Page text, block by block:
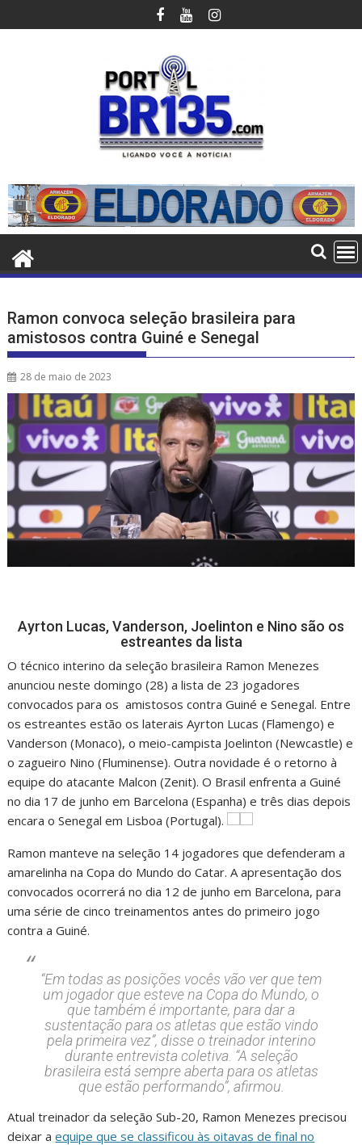
para
Ramon convoca seleção brasileira para
amistosos contra Guiné e Senegal
28 de maio de 2023
Ayrton Lucas, Vanderson, Joelinton e Nino são os
estreantes da lista
O técnico interino da seleção brasileira Ramon Menezes
anunciou neste domingo (28) a lista de 23 jogadores
convocados para os amistosos contra Guiné e Senegal. Entre
os estreantes estão os laterais Ayrton Lucas (Flamengo) e
Vanderson (Monaco), o meio-campista Joelinton (Newcastle) e
o zagueiro Nino (Fluminense). Outra novidade é o retorno à
equipe do atacante Malcon (Zenit). O Brasil enfrenta a Guiné
no dia 17 de junho em Barcelona (Espanha) e três dias depois
encara o Senegal em Lisboa (Portugal).
Ramon manteve na seleção 14 jogadores que defenderam a
amarelinha na Copa do Mundo do Catar. A apresentação dos
convocados ocorrerá no dia 12 de junho em Barcelona, para
uma série de cinco treinamentos antes do primeiro jogo
contra a Guiné.
“Em todas as posições vocês vão ver que tem
um jogador que esteve na Copa do Mundo, o
que também é importante, para dar a
sustentação para os atletas que estão vindo
pela primeira vez”, disse o treinador interino
durante entrevista coletiva. “A seleção
brasileira está sempre aberta para os atletas
que estão performando”, afirmou.
Atual treinador da seleção Sub-20, Ramon Menezes precisou
deixar aequipe que se classificou às oitavas de final no